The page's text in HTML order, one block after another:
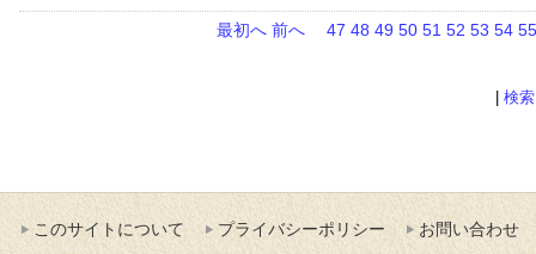
最初へ 前へ 47 48 49 50 51 52 53 54 55
|検
このサイトについて プライバシーポリシー お問い合わせ